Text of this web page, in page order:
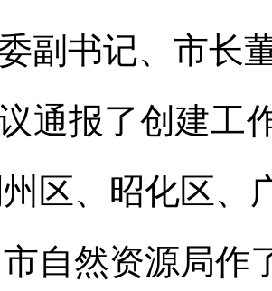
副书记、市长
通报了创建工
区、昭化区、
自然资源局作